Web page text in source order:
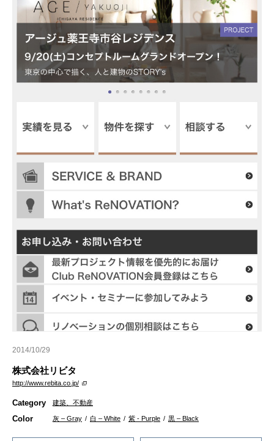
2014/10/29
株式会社リビタ
http://www.rebita.co.jp/
Category 建築、不動産
Color 灰 – Gray / 白 – White / 紫 - Purple / 黒 – Black